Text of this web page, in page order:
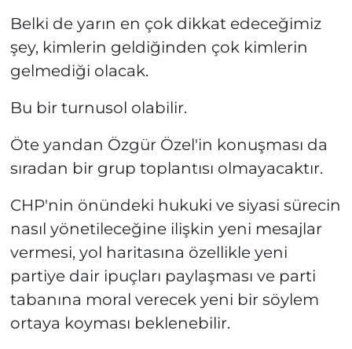
Belki de yarın en çok dikkat edeceğimiz
şey, kimlerin geldiğinden çok kimlerin
gelmediği olacak.
Bu bir turnusol olabilir.
Öte yandan Özgür Özel'in konuşması da
sıradan bir grup toplantısı olmayacaktır.
CHP'nin önündeki hukuki ve siyasi sürecin
nasıl yönetileceğine ilişkin yeni mesajlar
vermesi, yol haritasına özellikle yeni
partiye dair ipuçları paylaşması ve parti
tabanına moral verecek yeni bir söylem
ortaya koyması beklenebilir.